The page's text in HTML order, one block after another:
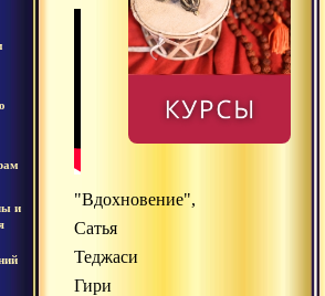
и
"Вдохновение",
Сатья
Теджаси
Гири